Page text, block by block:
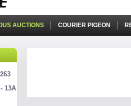
AUCTIONS COURIER PIGEON
13A